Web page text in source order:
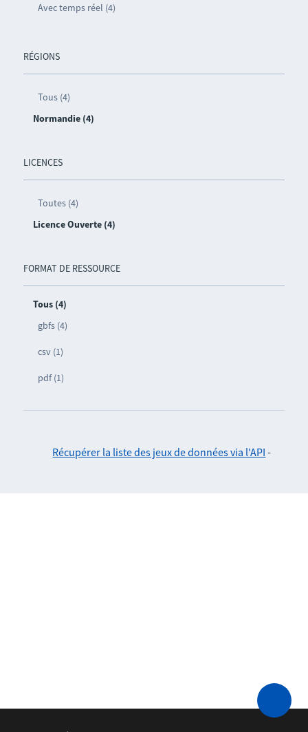
Avec temps réel (4)
RÉGIONS
Tous (4)
Normandie (4)
LICENCES
Toutes (4)
Licence Ouverte (4)
FORMAT DE RESSOURCE
Tous (4)
gbfs (4)
csv (1)
pdf (1)
Récupérer la liste des jeux de données via l'API -